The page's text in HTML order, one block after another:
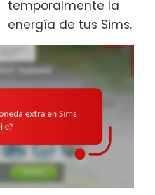
temporalmente la
energía de tus Sims.